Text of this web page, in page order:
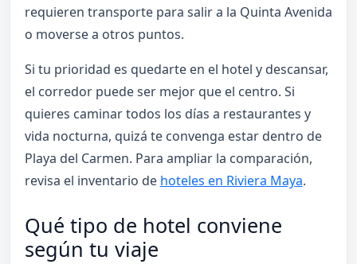
requieren transporte para salir a la Quinta Avenida
o moverse a otros puntos.
Si tu prioridad es quedarte en el hotel y descansar,
el corredor puede ser mejor que el centro. Si
quieres caminar todos los días a restaurantes y
vida nocturna, quizá te convenga estar dentro de
Playa del Carmen. Para ampliar la comparación,
revisa el inventario de hoteles en Riviera Maya.
Qué tipo de hotel conviene
según tu viaje